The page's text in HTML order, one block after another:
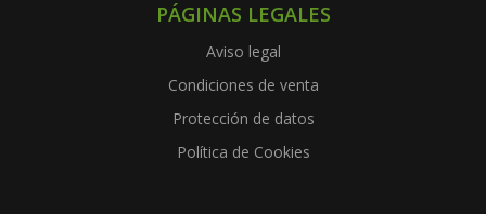
PÁGINAS LEGALES
Aviso legal
Condiciones de venta
Protección de datos
Política de Cookies